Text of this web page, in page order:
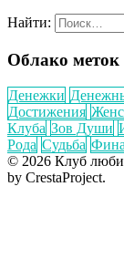
Найти:
Облако меток
Денежки
Достижения
Клуба Зов Души
Рода Судьба
© 2026 Клуб
by CrestaProject.